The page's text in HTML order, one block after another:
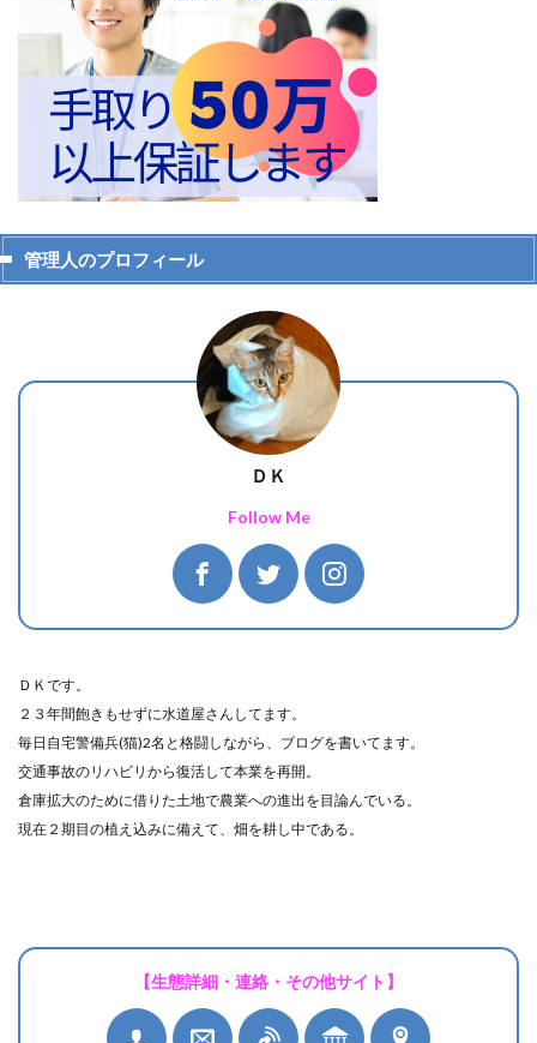
管理人のプロフィール
ＤＫ
Follow Me
ＤＫです。
２３年間飽きもせずに水道屋さんしてます。
毎日自宅警備兵(猫)2名と格闘しながら、ブログを書いてます。
交通事故のリハビリから復活して本業を再開。
倉庫拡大のために借りた土地で農業への進出を目論んでいる。
現在２期目の植え込みに備えて、畑を耕し中である。
【生態詳細・連絡・その他サイト】